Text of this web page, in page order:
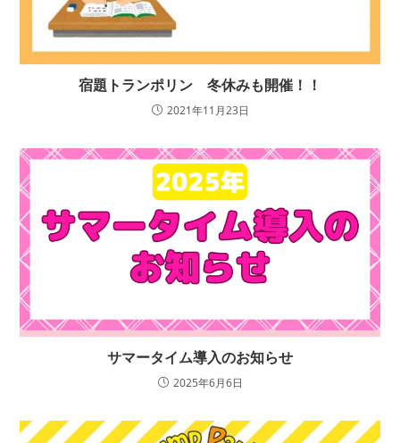
宿題トランポリン 冬休みも開催！！
2021年11月23日
サマータイム導入のお知らせ
2025年6月6日